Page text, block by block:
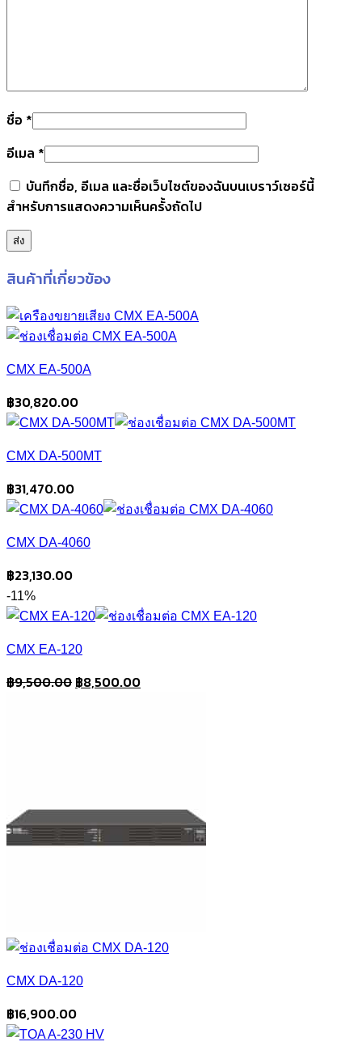
ชื่อ *
อีเมล *
บันทึกชื่อ, อีเมล และชื่อเว็บไซต์ของฉันบนเบราว์เซอร์นี้
สำหรับการแสดงความเห็นครั้งถัดไป
สินค้าที่เกี่ยวข้อง
CMX EA-500A
฿30,820.00
CMX DA-500MT
฿31,470.00
CMX DA-4060
฿23,130.00
-11%
CMX EA-120
฿9,500.00 Original
฿8,500.00Current
CMX DA-120
฿16,900.00